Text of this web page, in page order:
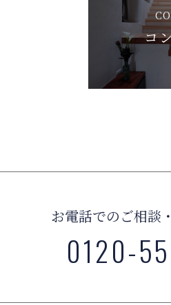
コ
お電話でのご相談
0120-